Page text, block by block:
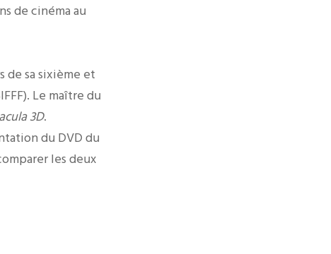
de cinéma au
sa sixième et
Le maître du
3D.
du DVD du
les deux